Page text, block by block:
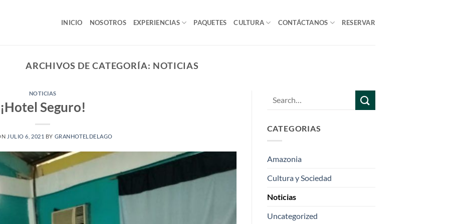
INICIO NOSOTROS EXPERIENCIAS PAQUETES CULTURA CONTÁCTANOS RESERVAR
ARCHIVOS DE CATEGORÍA: NOTICIAS
NOTICIAS
¡Hotel Seguro!
JULIO 6, 2021 BY GRANHOTELDELAGO
CATEGORIAS
Amazonia
Cultura y Sociedad
Noticias
Uncategorized